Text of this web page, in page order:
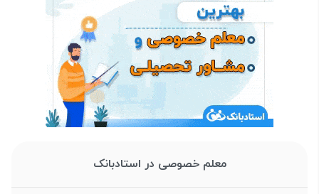
معلم خصوصی در استادبانک